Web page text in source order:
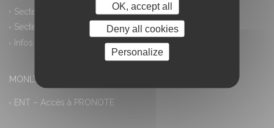
Secteur industriel
Secteur tertiaire
Infos pratiques
MONLYCEE.NET (ENT) – PRONOTE
ENT – Accès à PRONOTE
OK, accept all
Deny all cookies
Personalize